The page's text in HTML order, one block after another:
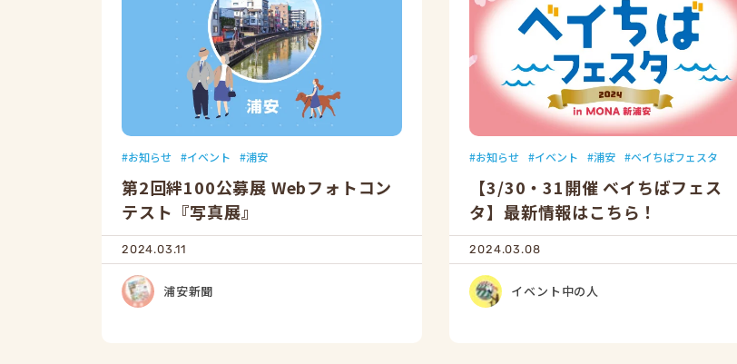
お知らせ イベント 浦安
第2回絆100公募展 Webフォトコン
テスト『写真展』
2024.03.11
浦安新聞
お知らせ イベント 浦安 ベイちばフェスタ
【3/30・31開催 ベイちばフェス
タ】最新情報はこちら！
2024.03.08
イベント中の人